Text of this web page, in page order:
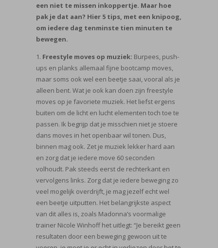
een niet te missen inkoppertje. Maar hoe
pak je dat aan? Hier 5 tips, met een knipoog,
om iedere dag tenminste tien minuten te
bewegen.
1. Freestyle moves op muziek: Burpees, push-
ups en planks allemaal fijne bootcamp moves,
maar soms ook wel een beetje saai, vooral als je
alleen bent. Wat je ook kan doen zijn freestyle
moves op je favoriete muziek. Het liefst ergens
buiten om de licht en lucht elementen toch toe te
passen. Ik begrijp dat je misschien niet je stoere
dans moves in het openbaar wil tonen. Dus,
binnen mag ook. Zet je muziek lekker hard aan
en zorg dat je iedere move 60 seconden
volhoudt. Pak steeds eerst de rechterkant en
vervolgens links. Zorg dat je iedere beweging zo
veel mogelijk overdrijft, je mag jezelf echt wel
een beetje uitputten. Het belangrijkste aspect
van dit alles is, zoals Madonna’s voormalige
trainer Nicole Winhoff het uitlegt: “Je bereikt geen
resultaten door een beweging gewoon uit te